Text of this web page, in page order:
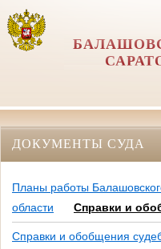
ДОКУМЕНТЫ СУДА
Планы работы
области
Справки и
Справки и обобщения